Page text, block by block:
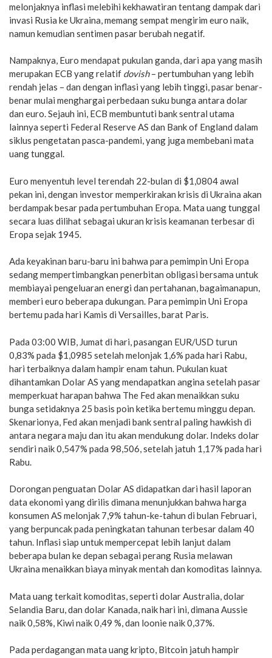
melonjaknya inflasi melebihi kekhawatiran tentang dampak dari
invasi Rusia ke Ukraina, memang sempat mengirim euro naik,
namun kemudian sentimen pasar berubah negatif.
Nampaknya, Euro mendapat pukulan ganda, dari apa yang masih
merupakan ECB yang relatif dovish– pertumbuhan yang lebih
rendah jelas – dan dengan inflasi yang lebih tinggi, pasar benar-
benar mulai menghargai perbedaan suku bunga antara dolar
dan euro. Sejauh ini, ECB membuntuti bank sentral utama
lainnya seperti Federal Reserve AS dan Bank of England dalam
siklus pengetatan pasca-pandemi, yang juga membebani mata
uang tunggal.
Euro menyentuh level terendah 22-bulan di $1,0804 awal
pekan ini, dengan investor memperkirakan krisis di Ukraina akan
berdampak besar pada pertumbuhan Eropa. Mata uang tunggal
secara luas dilihat sebagai ukuran krisis keamanan terbesar di
Eropa sejak 1945.
Ada keyakinan baru-baru ini bahwa para pemimpin Uni Eropa
sedang mempertimbangkan penerbitan obligasi bersama untuk
membiayai pengeluaran energi dan pertahanan, bagaimanapun,
memberi euro beberapa dukungan. Para pemimpin Uni Eropa
bertemu pada hari Kamis di Versailles, barat Paris.
Pada 03:00 WIB, Jumat di hari, pasangan EUR/USD turun
0,83% pada $1,0985 setelah melonjak 1,6% pada hari Rabu,
hari terbaiknya dalam hampir enam tahun. Pukulan kuat
dihantamkan Dolar AS yang mendapatkan angina setelah pasar
memperkuat harapan bahwa The Fed akan menaikkan suku
bunga setidaknya 25 basis poin ketika bertemu minggu depan.
Skenarionya, Fed akan menjadi bank sentral paling hawkish di
antara negara maju dan itu akan mendukung dolar. Indeks dolar
sendiri naik 0,547% pada 98,506, setelah jatuh 1,17% pada hari
Rabu.
Dorongan penguatan Dolar AS didapatkan dari hasil laporan
data ekonomi yang dirilis dimana menunjukkan bahwa harga
konsumen AS melonjak 7,9% tahun-ke-tahun di bulan Februari,
yang berpuncak pada peningkatan tahunan terbesar dalam 40
tahun. Inflasi siap untuk mempercepat lebih lanjut dalam
beberapa bulan ke depan sebagai perang Rusia melawan
Ukraina menaikkan biaya minyak mentah dan komoditas lainnya.
Mata uang terkait komoditas, seperti dolar Australia, dolar
Selandia Baru, dan dolar Kanada, naik hari ini, dimana Aussie
naik 0,58%, Kiwi naik 0,49 %, dan loonie naik 0,37%.
Pada perdagangan mata uang kripto, Bitcoin jatuh hampir